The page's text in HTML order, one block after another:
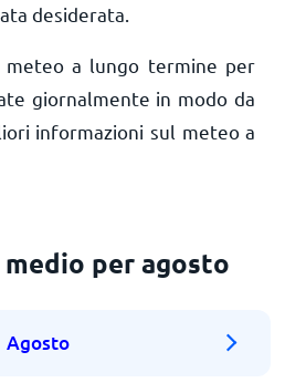
desiderata.
meteo a lungo termine per
giornalmente in modo da
informazioni sul meteo a
per agosto
Agosto